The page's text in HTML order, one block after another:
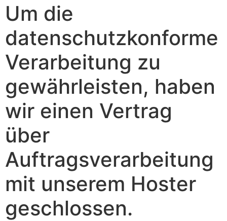
Um die
datenschutzkonforme
Verarbeitung zu
gewährleisten, haben
wir einen Vertrag
über
Auftragsverarbeitung
mit unserem Hoster
geschlossen.